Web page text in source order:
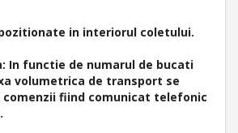
in interiorul coletului.
In functie de numarul de bucati
volumetrica de transport se
fiind comunicat telefonic